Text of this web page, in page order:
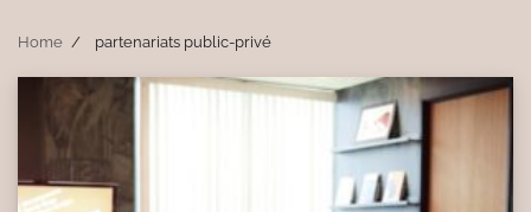
Home partenariats public-privé